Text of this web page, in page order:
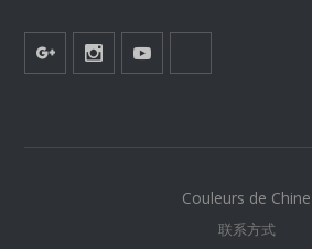
Couleurs de Chine
联系方式